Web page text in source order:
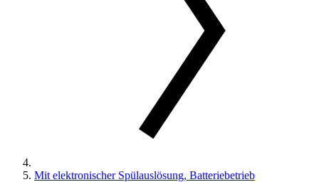
Mit elektronischer Spülauslösung, Batteriebetrieb